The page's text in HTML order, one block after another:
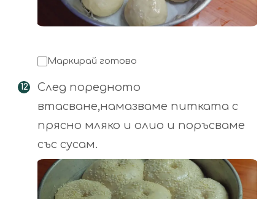
Маркирай готово
След поредното
втасване,намазваме питката с
прясно мляко и олио и поръсваме
със сусам.